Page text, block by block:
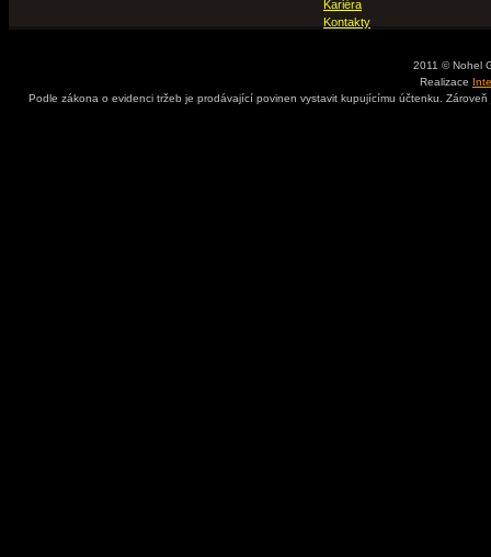
Kariéra
Kontakty
2011 © Nohel
Realizace
Podle zákona o evidenci tržeb je prodávající povinen vystavit kupujícímu účtenku.